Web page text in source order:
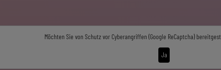
Möchten Sie von Schutz vor Cyberangriffen (Google ReCaptcha)
Ja